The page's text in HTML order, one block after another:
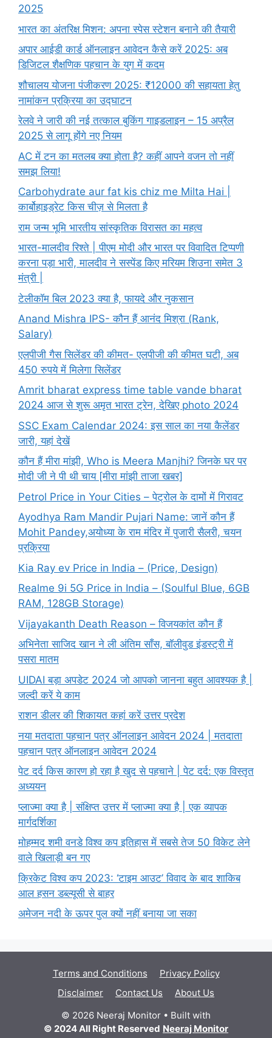
2025
भारत का अंतरिक्ष मिशन: अपना स्पेस स्टेशन बनाने की तैयारी
अपार आईडी कार्ड ऑनलाइन आवेदन कैसे करें 2025: अब
डिजिटल शैक्षणिक पहचान के युग में कदम
शौचालय योजना पंजीकरण 2025: ₹12000 की सहायता हेतु
नामांकन प्रक्रिया का उद्घाटन
रेलवे ने जारी की नई तत्काल बुकिंग गाइडलाइन – 15 अप्रैल
2025 से लागू होंगे नए नियम
AC में टन का मतलब क्या होता है? कहीं आपने वजन तो नहीं
समझ लिया!
Carbohydrate aur fat kis chiz me Milta Hai |
कार्बोहाइड्रेट किस चीज़ से मिलता है
राम जन्म भूमि भारतीय सांस्कृतिक विरासत का महत्व
भारत-मालदीव रिश्ते | पीएम मोदी और भारत पर विवादित टिप्पणी
करना पड़ा भारी, मालदीव ने सस्पेंड किए मरियम शिउना समेत 3
मंत्री |
टेलीकॉम बिल 2023 क्या है, फायदे और नुकसान
Anand Mishra IPS- कौन हैं आनंद मिश्रा (Rank,
Salary)
एलपीजी गैस सिलेंडर की कीमत- एलपीजी की कीमत घटी, अब
450 रुपये में मिलेगा सिलेंडर
Amrit bharat express time table vande bharat
2024 आज से शुरू अमृत भारत ट्रेन, देखिए photo 2024
SSC Exam Calendar 2024: इस साल का नया कैलेंडर
जारी, यहां देखें
कौन हैं मीरा मांझी, Who is Meera Manjhi? जिनके घर पर
मोदी जी ने पी थी चाय [मीरा मांझी ताजा खबर]
Petrol Price in Your Cities – पेट्रोल के दामों में गिरावट
Ayodhya Ram Mandir Pujari Name: जानें कौन हैं
Mohit Pandey,अयोध्या के राम मंदिर में पुजारी सैलरी, चयन
प्रक्रिया
Kia Ray ev Price in India – (Price, Design)
Realme 9i 5G Price in India – (Soulful Blue, 6GB
RAM, 128GB Storage)
Vijayakanth Death Reason – विजयकांत कौन हैं
अभिनेता साजिद खान ने ली अंतिम साँस, बॉलीवुड इंडस्ट्री में
पसरा मातम
UIDAI बड़ा अपडेट 2024 जो आपको जानना बहुत आवश्यक है |
जल्दी करें ये काम
राशन डीलर की शिकायत कहां करें उत्तर प्रदेश
नया मतदाता पहचान पत्र ऑनलाइन आवेदन 2024 | मतदाता
पहचान पत्र ऑनलाइन आवेदन 2024
पेट दर्द किस कारण हो रहा है खुद से पहचाने | पेट दर्द: एक विस्तृत
अध्ययन
प्लाज्मा क्या है | संक्षिप्त उत्तर में प्लाज्मा क्या है | एक व्यापक
मार्गदर्शिका
मोहम्मद शमी वनडे विश्व कप इतिहास में सबसे तेज 50 विकेट लेने
वाले खिलाड़ी बन गए
क्रिकेट विश्व कप 2023: ‘टाइम आउट’ विवाद के बाद शाकिब
आल हसन डब्ल्यूसी से बाहर
अमेजन नदी के ऊपर पुल क्यों नहीं बनाया जा सका
Terms and Conditions
Privacy Policy
Disclaimer
Contact Us
About Us
© 2026 Neeraj Monitor • Built with
© 2024 All Right Reserved Neeraj Monitor